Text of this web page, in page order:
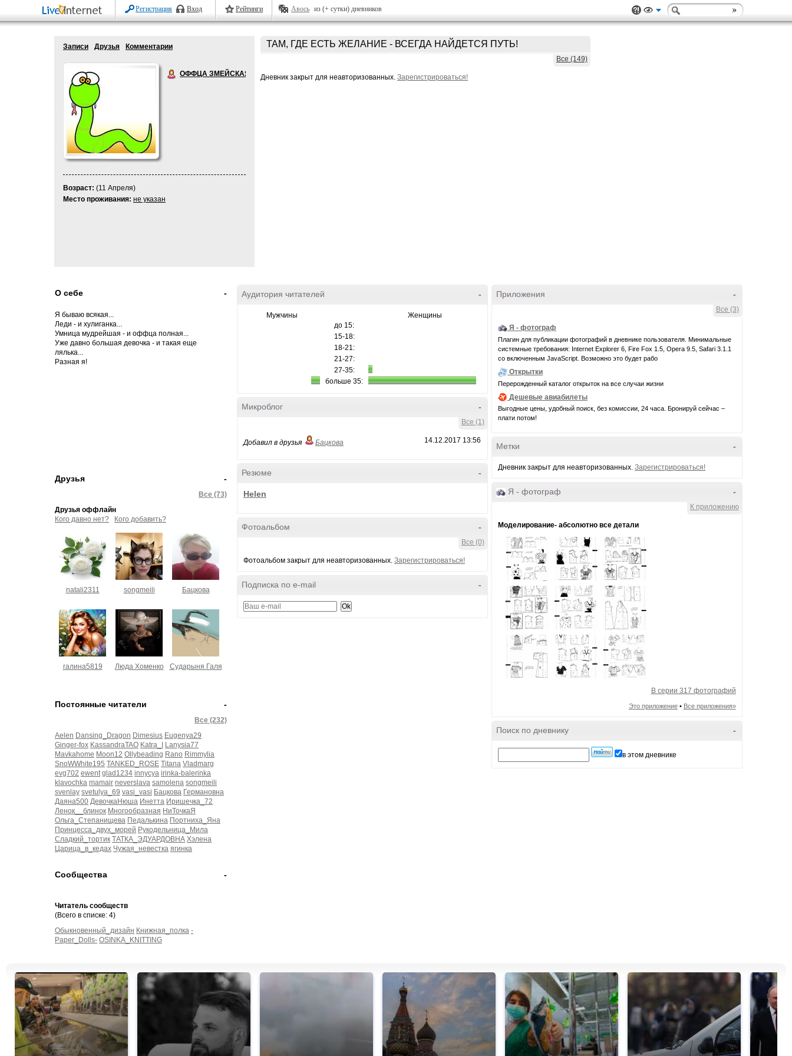
Регистрация Вход Рейтинги Авось из (+ сутки) дневников
Записи Друзья Комментарии
ОФФЦА ЗМЕЙСКАЯ
Возраст: (11 Апреля)
Место проживания: не указан
ТАМ, ГДЕ ЕСТЬ ЖЕЛАНИЕ - ВСЕГДА НАЙДЕТСЯ ПУТЬ!
Все (149)
Дневник закрыт для неавторизованных. Зарегистрироваться!
-
О себе
Я бываю всякая...
Леди - и хулиганка...
Умница мудрейшая - и оффца полная...
Уже давно большая девочка - и такая еще
лялька...
Разная я!
-
Друзья
Все (73)
Друзья оффлайн
Кого давно нет?
Кого добавить?
natali2311 songmeili Бацкова
галина5819 Люда Хоменко Сударыня Галя
-
Постоянные читатели
Все (232)
Aelen Dansing_Dragon Dimesius Eugenya29
Ginger-fox KassandraTAO Katra_I
Lanysia77
Mavkahome Moon12 Ollybeading Rano Rimmylia
SnoWWhite195 TANKED_ROSE Titana Vladmarg
evg702 ewent glad1234 innycya irinka-balerinka
klavochka mamair neverslava samolena songmeili
svenlay svetulya_69 vasi_vasi Бацкова Германовна
Даяна500 ДевочкаНюша Инетта Иришечка_72
Ленок__блинок Многообразная НиТочкаЯ
Ольга_Степанищева Педалькина Портниха_Яна
Принцесса_двух_морей Рукодельница_Мила
Сладкий_тортик ТАТКА_ЭДУАРДОВНА Хэлена
Царица_в_кедах Чужая_невестка ягинка
-
Сообщества
Читатель сообществ
(Всего в списке: 4)
Обыкновенный_дизайн Книжная_полка -
Paper_Dolls- OSINKA_KNITTING
-
Аудитория читателей
Мужчины
Женщины
до 15:
15-18:
18-21:
21-27:
27-35:
больше 35:
-
Микроблог
Все (1)
Добавил в друзья Бацкова 14.12.2017 13:56
-
Резюме
Helen
-
Фотоальбом
Все (0)
Фотоальбом закрыт для неавторизованных. Зарегистрироваться!
-
Подписка по e-mail
-
Приложения
Все (3)
Я - фотограф
Плагин для публикации фотографий в дневнике пользователя. Минимальные
системные требования: Internet Explorer 6, Fire Fox 1.5, Opera 9.5, Safari 3.1.1
со включенным JavaScript. Возможно это будет рабо
Открытки
Перерожденный каталог открыток на все случаи жизни
Дешевые авиабилеты
Выгодные цены, удобный поиск, без комиссии, 24 часа. Бронируй сейчас –
плати потом!
-
Метки
Дневник закрыт для неавторизованных. Зарегистрироваться!
-
Я - фотограф
К приложению
Моделирование- абсолютно все детали
В серии 317 фотографий
Это приложение• Все приложения»
-
Поиск по дневнику
в этом дневнике